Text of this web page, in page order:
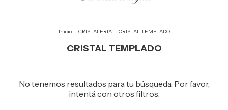
Inicio . CRISTALERIA . CRISTAL TEMPLADO
CRISTAL TEMPLADO
No tenemos resultados para tu búsqueda. Por favor,
intentá con otros filtros.